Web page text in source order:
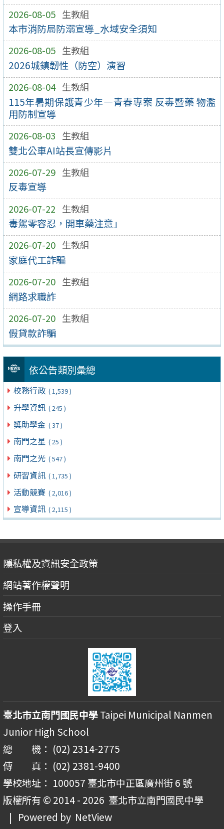
2026-08-05 生教組
本市消防局防溺宣導_水域安全須知
2026-08-05 生教組
2026城鎮韌性（防空）演習
2026-08-04 生教組
115年暑期保護青少年—青春專案 反毒暨藥 物濫
用防制宣導
2026-08-03 生教組
雙北公車AI站長宣傳影片
2026-07-29 生教組
反毒宣導
2026-07-22 生教組
毒駕零容忍，開車藥注意」
2026-07-20 生教組
家庭代工詐騙
2026-07-20 生教組
網路求職詐
2026-07-20 生教組
假貸款詐騙
依公告類別彙總
校務行政 ( 1,539 )
升學資訊 ( 245 )
獎助學金 ( 37 )
南門之星 ( 25 )
南門之光 ( 547 )
研習資訊 ( 1,735 )
活動競賽 ( 2,016 )
宣導資訊 ( 2,115 )
隱私權及資訊安全政策
網站著作權聲明
操作手冊
登入
臺北市立南門國民中學Taipei Municipal Nanmen
Junior High School
總 機： (02) 2314-2775
傳 真： (02) 2381-9400
學校地址： 100057 臺北市中正區廣州街 6 號
版權所有 © 2014 - 2026 臺北市立南門國民中學
| Powered by NetView